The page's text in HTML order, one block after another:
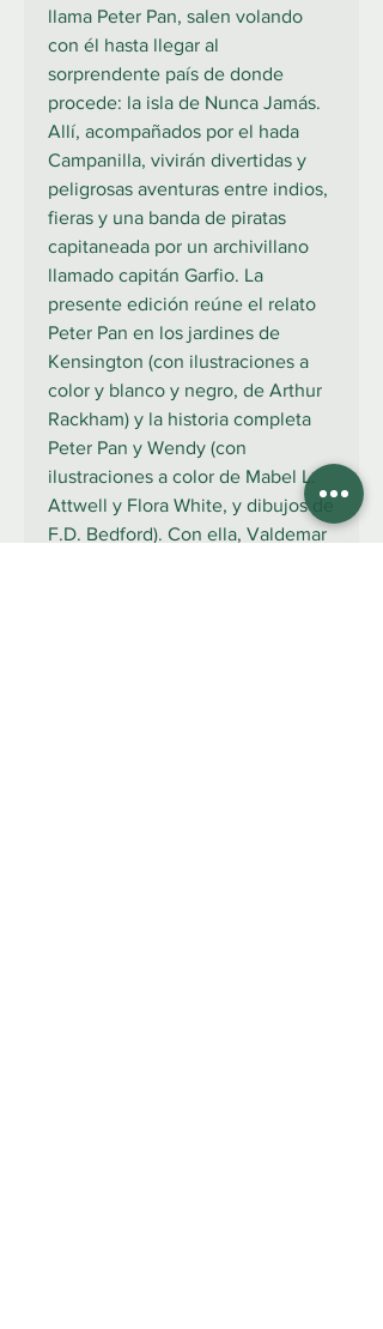
llama Peter Pan, salen volando
con él hasta llegar al
sorprendente país de donde
procede: la isla de Nunca Jamás.
Allí, acompañados por el hada
Campanilla, vivirán divertidas y
peligrosas aventuras entre indios,
fieras y una banda de piratas
capitaneada por un archivillano
llamado capitán Garfio. La
presente edición reúne el relato
Peter Pan en los jardines de
Kensington (con ilustraciones a
color y blanco y negro, de Arthur
Rackham) y la historia completa
Peter Pan y Wendy (con
ilustraciones a color de Mabel L.
Attwell y Flora White, y dibujos de
F.D. Bedford). Con ella, Valdemar